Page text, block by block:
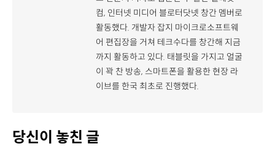
컴, 인터넷 미디어 블로터닷넷 창간 멤버로
활동했다. 개발자 잡지 마이크로소프트웨
어 편집장을 거쳐 테크수다를 창간해 지금
까지 활동하고 있다. 태블릿을 가지고 얼굴
이 꽉 찬 방송, 스마트폰을 활용한 현장 라
이브를 한국 최초로 진행했다.
당신이 놓친 글